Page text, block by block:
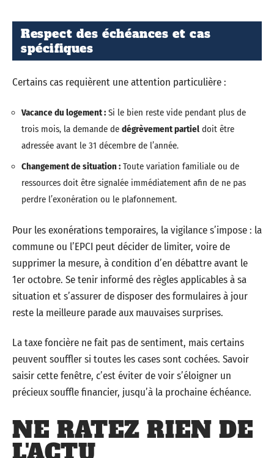
Respect des échéances et cas
spécifiques
Certains cas requièrent une attention particulière :
Vacance du logement : Si le bien reste vide pendant plus de
trois mois, la demande de dégrèvement partiel doit être
adressée avant le 31 décembre de l’année.
Changement de situation : Toute variation familiale ou de
ressources doit être signalée immédiatement afin de ne pas
perdre l’exonération ou le plafonnement.
Pour les exonérations temporaires, la vigilance s’impose : la
commune ou l’EPCI peut décider de limiter, voire de
supprimer la mesure, à condition d’en débattre avant le
1er octobre. Se tenir informé des règles applicables à sa
situation et s’assurer de disposer des formulaires à jour
reste la meilleure parade aux mauvaises surprises.
La taxe foncière ne fait pas de sentiment, mais certains
peuvent souffler si toutes les cases sont cochées. Savoir
saisir cette fenêtre, c’est éviter de voir s’éloigner un
précieux souffle financier, jusqu’à la prochaine échéance.
NE RATEZ RIEN DE